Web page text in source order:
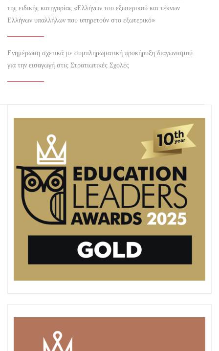
της ειδικής κατηγορίας «Ελλήνων του εξωτερικού και τέκνων
Ελλήνων υπαλλήλων που υπηρετούν στο εξωτερικό»
Ενημέρωση σχετικά με συμπληρωματική προκήρυξη διαγωνισμού
για την εισαγωγή στις Στρατιωτικές Σχολές